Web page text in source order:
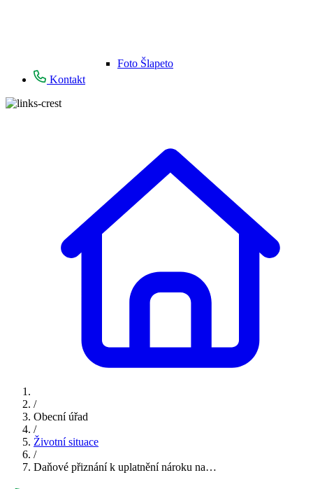
Foto Šlapeto
Kontakt
/
Obecní úřad
/
Životní situace
/
Daňové přiznání k uplatnění nároku na…